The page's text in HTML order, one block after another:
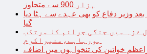
ہزار 900 سے متجاوز
وزیر دفاع کو بھی عہدے سے ہٹا دیا
گیا
غزہ میں جنگی جرائم کا مرتکب
ہورہاہے،منیراکرم
خواتین کی تنخواہوں میں اضافے